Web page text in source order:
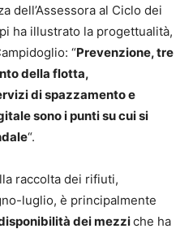
dell’Assessora al Ciclo dei
ha illustrato la progettualità,
“Prevenzione, tre
della flotta,
di spazzamento e
sono i punti su cui si
“.
raccolta dei rifiuti,
luglio, è principalmente
dei mezziche ha